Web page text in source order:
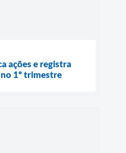
ações e registra
1º trimestre